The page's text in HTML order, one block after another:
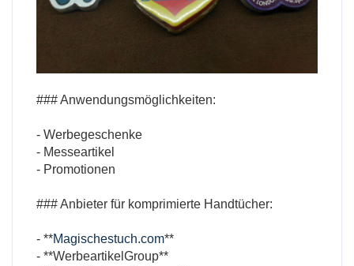
### Anwendungsmöglichkeiten:
- Werbegeschenke
- Messeartikel
- Promotionen
### Anbieter für komprimierte Handtücher:
- **Magischestuch.com**
- **WerbeartikelGroup**